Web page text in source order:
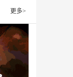
更多>